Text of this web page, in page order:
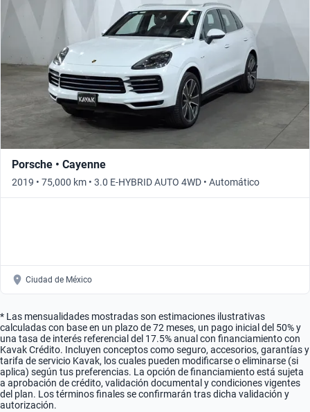
Porsche • Cayenne
2019 • 75,000 km • 3.0 E-HYBRID AUTO 4WD • Automático
Ciudad de México
* Las mensualidades mostradas son estimaciones ilustrativas
calculadas con base en un plazo de 72 meses, un pago inicial del 50% y
una tasa de interés referencial del 17.5% anual con financiamiento con
Kavak Crédito. Incluyen conceptos como seguro, accesorios, garantías y
tarifa de servicio Kavak, los cuales pueden modificarse o eliminarse (si
aplica) según tus preferencias. La opción de financiamiento está sujeta
a aprobación de crédito, validación documental y condiciones vigentes
del plan. Los términos finales se confirmarán tras dicha validación y
autorización.